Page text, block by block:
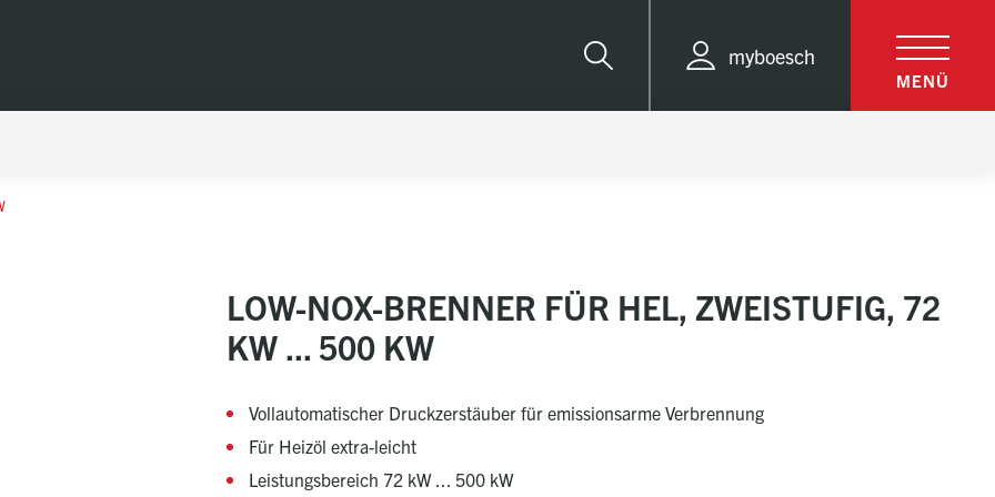
Suche
myboesch
MENÜ
LOW-NOX-BRENNER FÜR HEL, ZWEISTUFIG, 72
KW ... 500 KW
Vollautomatischer Druckzerstäuber für emissionsarme Verbrennung
Für Heizöl extra-leicht
Leistungsbereich 72 kW ... 500 kW